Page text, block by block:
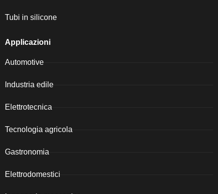
Tubi in silicone
Applicazioni
Automotive
Industria edile
Elettrotecnica
Tecnologia agricola
Gastronomia
Elettrodomestici